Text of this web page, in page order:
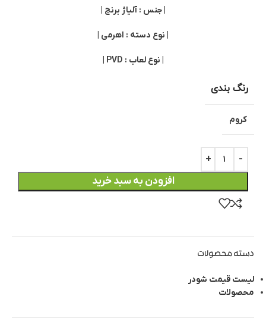
| جنس : آلیاژ برنج |
| نوع دسته : اهرمی |
| نوع لعاب : PVD |
رنگ بندی
کروم
افزودن به سبد خرید
دسته محصولات
لیست قیمت شودر
محصولات